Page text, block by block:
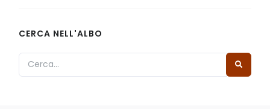
CERCA NELL'ALBO